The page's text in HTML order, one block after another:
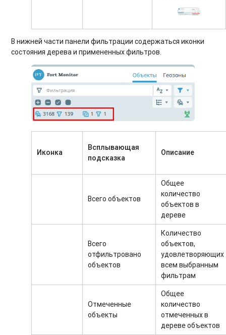
В нижней части панели фильтрации содержаться иконки
состояния дерева и примененных фильтров.
Иконка
Всплывающая
подсказка
Описание
Всего объектов
Общее
количество
объектов в
дереве
Всего
отфильтровано
объектов
Количество
объектов,
удовлетворяющих
всем выбранным
фильтрам
Отмеченные
объекты
Общее
количество
отмеченных в
дереве объектов